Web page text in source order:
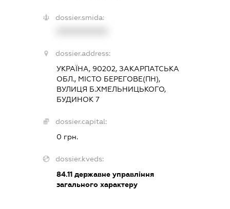
dossier.smida:
dossier.address:
УКРАЇНА, 90202, ЗАКАРПАТСЬКА
ОБЛ., МІСТО БЕРЕГОВЕ(ПН),
ВУЛИЦЯ Б.ХМЕЛЬНИЦЬКОГО,
БУДИНОК 7
dossier.capital:
0 грн.
dossier.kveds:
84.11державне управління
загального характеру